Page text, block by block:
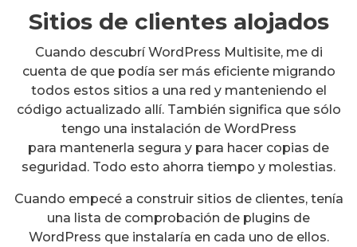
Sitios de clientes alojados
Cuando descubrí WordPress Multisite, me di
cuenta de que podía ser más eficiente migrando
todos estos sitios a una red y manteniendo el
código actualizado allí. También significa que sólo
tengo una instalación de WordPress
para mantenerla segura y para hacer copias de
seguridad. Todo esto ahorra tiempo y molestias.
Cuando empecé a construir sitios de clientes, tenía
una lista de comprobación de plugins de
WordPress que instalaría en cada uno de ellos.